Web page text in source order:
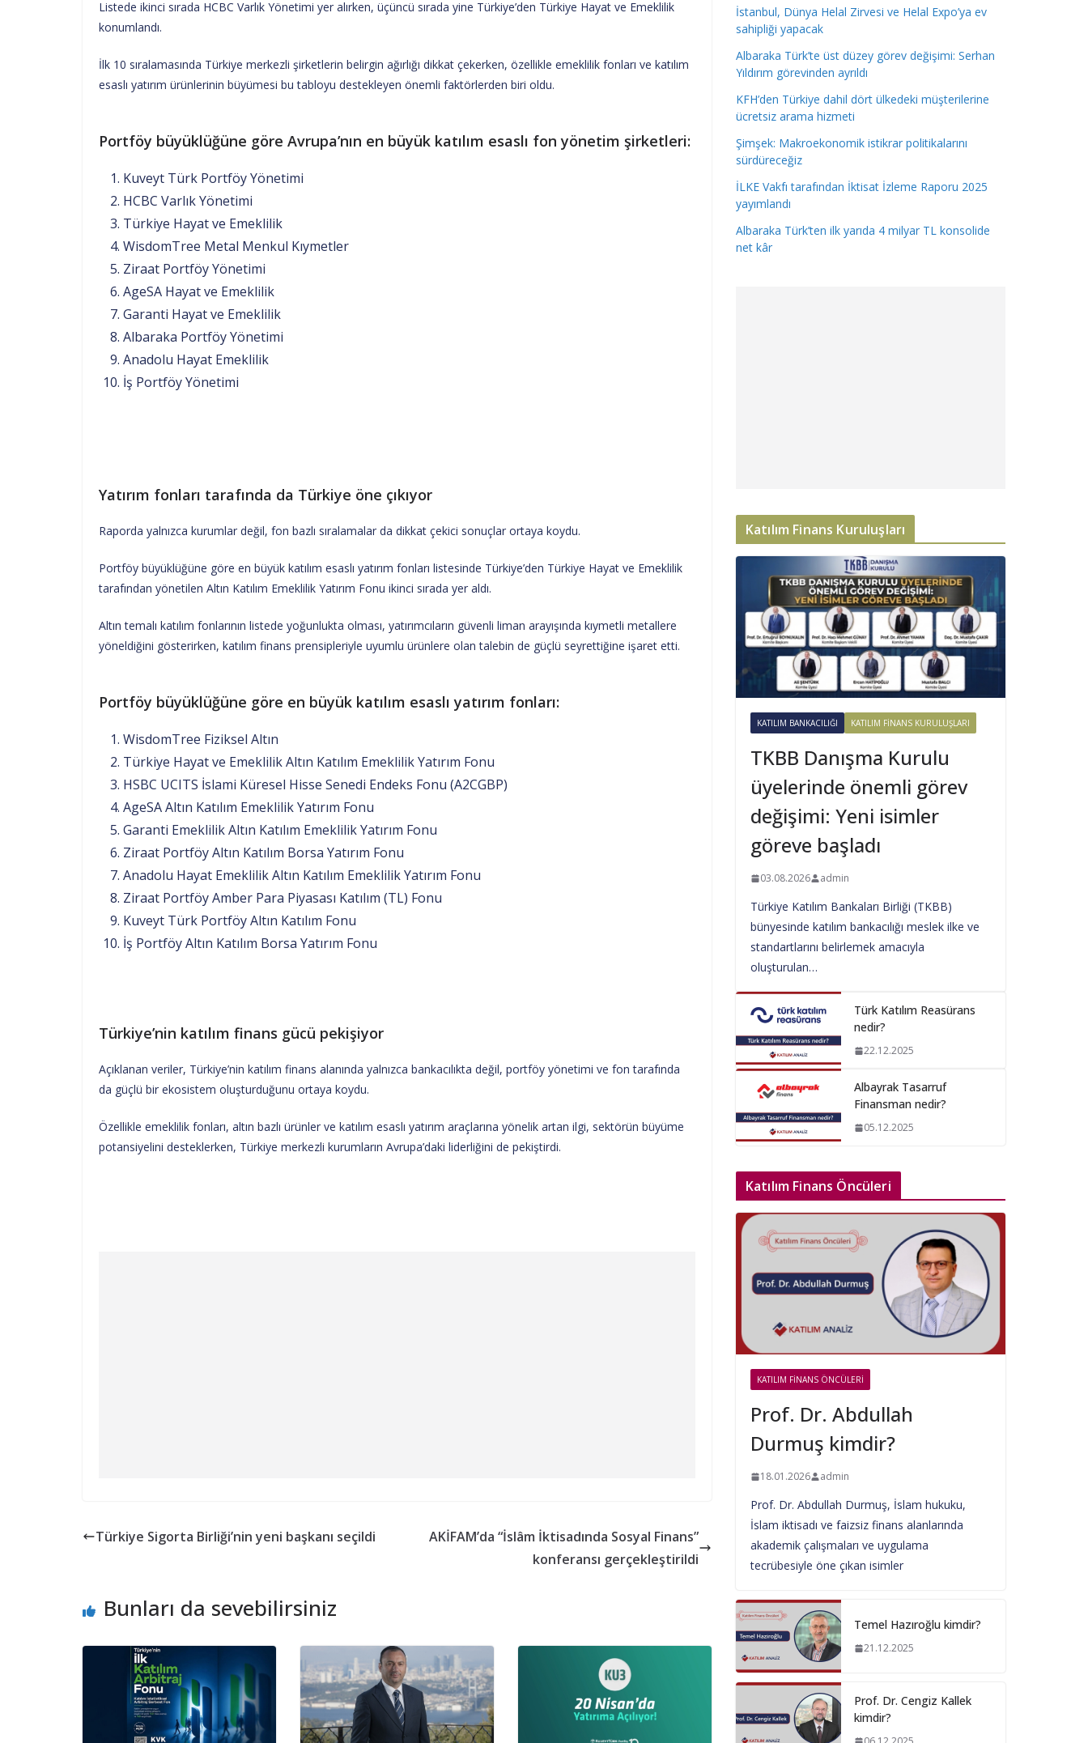
Listede ikinci sırada HCBC Varlık Yönetimi yer alırken, üçüncü sırada yine Türkiye’den Türkiye Hayat ve Emeklilik
konumlandı.
İlk 10 sıralamasında Türkiye merkezli şirketlerin belirgin ağırlığı dikkat çekerken, özellikle emeklilik fonları ve katılım
esaslı yatırım ürünlerinin büyümesi bu tabloyu destekleyen önemli faktörlerden biri oldu.
Portföy büyüklüğüne göre Avrupa’nın en büyük katılım esaslı fon yönetim şirketleri:
Kuveyt Türk Portföy Yönetimi
HCBC Varlık Yönetimi
Türkiye Hayat ve Emeklilik
WisdomTree Metal Menkul Kıymetler
Ziraat Portföy Yönetimi
AgeSA Hayat ve Emeklilik
Garanti Hayat ve Emeklilik
Albaraka Portföy Yönetimi
Anadolu Hayat Emeklilik
İş Portföy Yönetimi
Yatırım fonları tarafında da Türkiye öne çıkıyor
Raporda yalnızca kurumlar değil, fon bazlı sıralamalar da dikkat çekici sonuçlar ortaya koydu.
Portföy büyüklüğüne göre en büyük katılım esaslı yatırım fonları listesinde Türkiye’den Türkiye Hayat ve Emeklilik
tarafından yönetilen Altın Katılım Emeklilik Yatırım Fonu ikinci sırada yer aldı.
Altın temalı katılım fonlarının listede yoğunlukta olması, yatırımcıların güvenli liman arayışında kıymetli metallere
yöneldiğini gösterirken, katılım finans prensipleriyle uyumlu ürünlere olan talebin de güçlü seyrettiğine işaret etti.
Portföy büyüklüğüne göre en büyük katılım esaslı yatırım fonları:
WisdomTree Fiziksel Altın
Türkiye Hayat ve Emeklilik Altın Katılım Emeklilik Yatırım Fonu
HSBC UCITS İslami Küresel Hisse Senedi Endeks Fonu (A2CGBP)
AgeSA Altın Katılım Emeklilik Yatırım Fonu
Garanti Emeklilik Altın Katılım Emeklilik Yatırım Fonu
Ziraat Portföy Altın Katılım Borsa Yatırım Fonu
Anadolu Hayat Emeklilik Altın Katılım Emeklilik Yatırım Fonu
Ziraat Portföy Amber Para Piyasası Katılım (TL) Fonu
Kuveyt Türk Portföy Altın Katılım Fonu
İş Portföy Altın Katılım Borsa Yatırım Fonu
Türkiye’nin katılım finans gücü pekişiyor
Açıklanan veriler, Türkiye’nin katılım finans alanında yalnızca bankacılıkta değil, portföy yönetimi ve fon tarafında
da güçlü bir ekosistem oluşturduğunu ortaya koydu.
Özellikle emeklilik fonları, altın bazlı ürünler ve katılım esaslı yatırım araçlarına yönelik artan ilgi, sektörün büyüme
potansiyelini desteklerken, Türkiye merkezli kurumların Avrupa’daki liderliğini de pekiştirdi.
Türkiye Sigorta Birliği’nin yeni başkanı seçildi
AKİFAM’da “İslâm İktisadında Sosyal Finans”
konferansı gerçekleştirildi
Bunları da sevebilirsiniz
İstanbul, Dünya Helal Zirvesi ve Helal Expo’ya ev
sahipliği yapacak
Albaraka Türk’te üst düzey görev değişimi: Serhan
Yıldırım görevinden ayrıldı
KFH’den Türkiye dahil dört ülkedeki müşterilerine
ücretsiz arama hizmeti
Şimşek: Makroekonomik istikrar politikalarını
sürdüreceğiz
İLKE Vakfı tarafından İktisat İzleme Raporu 2025
yayımlandı
Albaraka Türk’ten ilk yarıda 4 milyar TL konsolide
net kâr
Katılım Finans Kuruluşları
KATILIM BANKACILIĞI KATILIM FINANS KURULUŞLARI
TKBB Danışma Kurulu
üyelerinde önemli görev
değişimi: Yeni isimler
göreve başladı
03.08.2026 admin
Türkiye Katılım Bankaları Birliği (TKBB)
bünyesinde katılım bankacılığı meslek ilke ve
standartlarını belirlemek amacıyla
oluşturulan…
Türk Katılım Reasürans
nedir?
22.12.2025
Albayrak Tasarruf
Finansman nedir?
05.12.2025
Katılım Finans Öncüleri
KATILIM FINANS ÖNCÜLERI
Prof. Dr. Abdullah
Durmuş kimdir?
18.01.2026 admin
Prof. Dr. Abdullah Durmuş, İslam hukuku,
İslam iktisadı ve faizsiz finans alanlarında
akademik çalışmaları ve uygulama
tecrübesiyle öne çıkan isimler
Temel Hazıroğlu kimdir?
21.12.2025
Prof. Dr. Cengiz Kallek
kimdir?